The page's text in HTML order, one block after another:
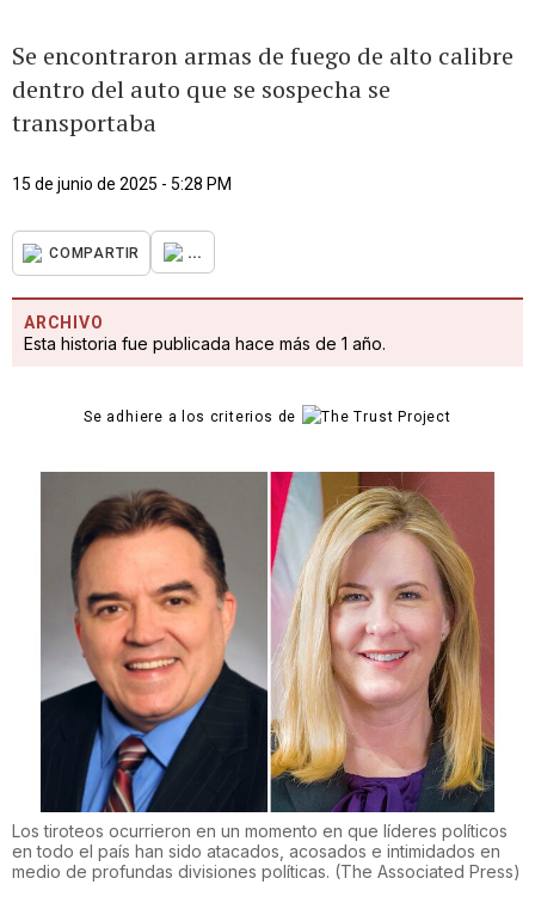
Se encontraron armas de fuego de alto calibre
dentro del auto que se sospecha se
transportaba
15 de junio de 2025 - 5:28 PM
COMPARTIR ...
ARCHIVO
Esta historia fue publicada hace más de 1 año.
Se adhiere a los criterios de
Los tiroteos ocurrieron en un momento en que líderes políticos
en todo el país han sido atacados, acosados e intimidados en
medio de profundas divisiones políticas. (The Associated Press)